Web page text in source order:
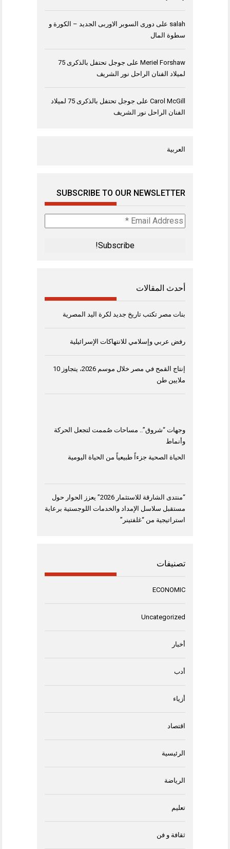
salah على دورى السوبر الاوربى الجديد – الكورة و
سطوة المال
Meriel Forshaw على
جوجل تحتفل بالذكرى 75
لميلاد الفنان الراحل نور الشريف
Carol McGill على
جوجل تحتفل بالذكرى 75 لميلاد
الفنان الراحل نور الشريف
العربية
SUBSCRIBE TO OUR NEWSLETTER
Email
Address
أحدث المقالات
بنات مصر تكتب تاريخ جديد لكرة اليد المصرية
رفض عربي وإسلامي للانتهاكات الإسرائيلية
إنتاج القمح في مصر خلال موسم 2026، يتجاوز 10
ملايين طن
وجهات “شروق”.. مساحات صُممت لتجعل الحركة
وأنماط
الحياة الصحية جزءاً طبيعياً من الحياة اليومية
“منتدى الشارقة للاستثمار 2026” يعزز الحوار حول
مستقبل سلاسل الإمداد والخدمات اللوجستية برعاية
استراتيجية من “غلفتينر”
تصنيفات
ECONOMIC
Uncategorized
أخبار
أدب
أزياء
اقتصاد
الرئيسية
الرياضة
تعليم
ثقافة و فن